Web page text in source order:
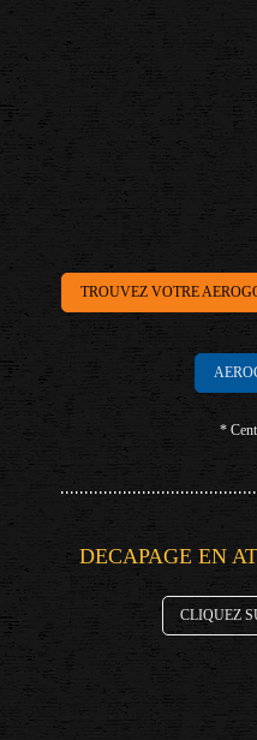
TROUVEZ VOTRE
*
DECAPAGE EN
CLIQUEZ